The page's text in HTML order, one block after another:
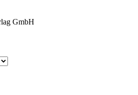
GmbH